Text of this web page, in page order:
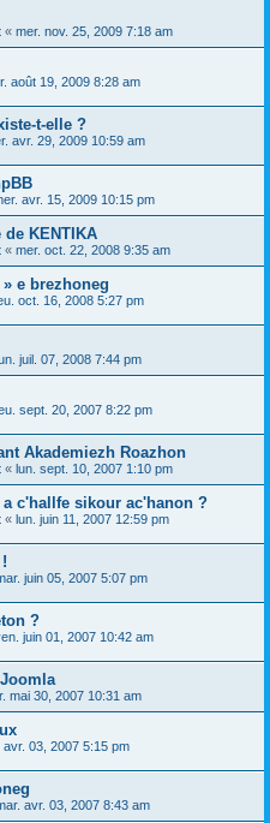
« mer. nov. 25, 2009 7:18 am
août 19, 2009 8:28 am
t-elle ?
avr. 29, 2009 10:59 am
avr. 15, 2009 10:15 pm
KENTIKA
« mer. oct. 22, 2008 9:35 am
e brezhoneg
oct. 16, 2008 5:27 pm
juil. 07, 2008 7:44 pm
sept. 20, 2007 8:22 pm
Akademiezh Roazhon
« lun. sept. 10, 2007 1:10 pm
c'hallfe sikour ac'hanon ?
« lun. juin 11, 2007 12:59 pm
juin 05, 2007 5:07 pm
?
juin 01, 2007 10:42 am
mai 30, 2007 10:31 am
avr. 03, 2007 5:15 pm
avr. 03, 2007 8:43 am